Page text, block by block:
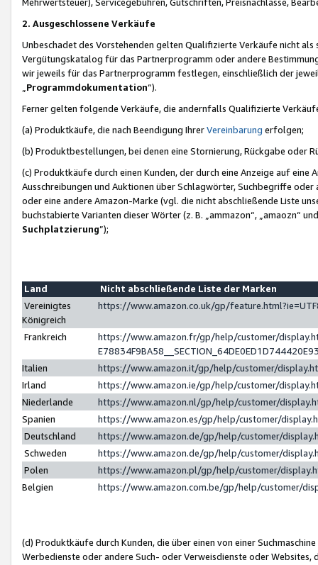
2. Ausgeschlossene Verkäufe
Unbeschadet des Vorstehenden gelten Qualifizierte Verkäufe nicht
Vergütungskatalog für das Partnerprogramm oder andere
wir jeweils für das Partnerprogramm festlegen, einschließlich der
Programmdokumentation“).
Ferner gelten folgende Verkäufe, die andernfalls Qualifizierte
(a) Produktkäufe, die nach Beendigung IhrerVereinbarung erfolgen;
(b) Produktbestellungen, bei denen eine Stornierung, Rückgabe oder
(c) Produktkäufe durch einen Kunden, der durch eine Anzeige auf
Ausschreibungen und Auktionen über Schlagwörter, Suchbegriffe
oder eine andere Amazon-Marke (vgl. die nicht abschließende Liste
buchstabierte Varianten dieser Wörter (z. B. „ammazon“, „amaozn“
Suchplatzierung”);
Land
Nicht abschließende Liste der Marken
Vereinigtes
Königreich
https://www.amazon.co.uk/gp/
Frankreich
https://www.amazon.fr/gp/help/customer/
Italien
https://www.amazon.it/gp/help/customer/
Irland
https://www.amazon.ie/gp/help/customer/
Niederlande
https://www.amazon.nl/gp/help/customer/
Spanien
https://www.amazon.es/gp/help/customer/
Deutschland
https://www.amazon.de/gp/help/customer/
Schweden
https://www.amazon.de/gp/help/customer/
Polen
https://www.amazon.pl/gp/help/customer/
Belgien
https://www.amazon.com.be/gp/help/customer/
(d) Produktkäufe durch Kunden, die über einen von einer
Werbedienste oder andere Such- oder Verweisdienste oder Websites,